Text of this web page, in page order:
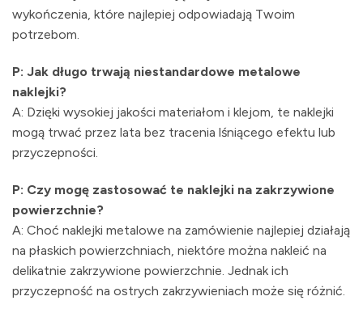
wykończenia, które najlepiej odpowiadają Twoim
potrzebom.
P: Jak długo trwają niestandardowe metalowe
naklejki?
A: Dzięki wysokiej jakości materiałom i klejom, te naklejki
mogą trwać przez lata bez tracenia lśniącego efektu lub
przyczepności.
P: Czy mogę zastosować te naklejki na zakrzywione
powierzchnie?
A: Choć naklejki metalowe na zamówienie najlepiej działają
na płaskich powierzchniach, niektóre można nakleić na
delikatnie zakrzywione powierzchnie. Jednak ich
przyczepność na ostrych zakrzywieniach może się różnić.